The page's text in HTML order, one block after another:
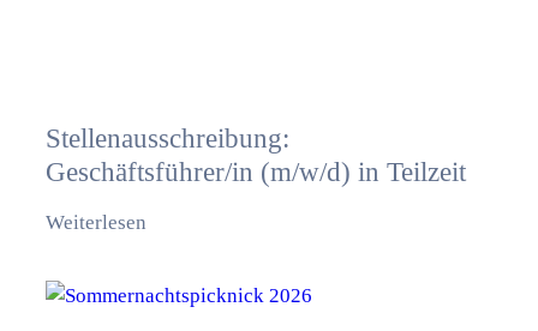
Stellenausschreibung:
Geschäftsführer/in (m/w/d) in Teilzeit
Weiterlesen